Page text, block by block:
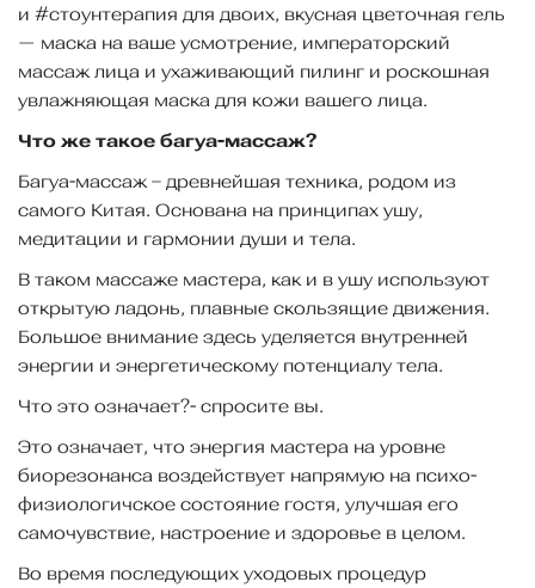
и #стоунтерапия для двоих, вкусная цветочная гель
— маска на ваше усмотрение, императорский
массаж лица и ухаживающий пилинг и роскошная
увлажняющая маска для кожи вашего лица.
Что же такое багуа-массаж?
Багуа-массаж – древнейшая техника, родом из
самого Китая. Основана на принципах ушу,
медитации и гармонии души и тела.
В таком массаже мастера, как и в ушу используют
открытую ладонь, плавные скользящие движения.
Большое внимание здесь уделяется внутренней
энергии и энергетическому потенциалу тела.
Что это означает?- спросите вы.
Это означает, что энергия мастера на уровне
биорезонанса воздействует напрямую на психо-
физиологичское состояние гостя, улучшая его
самочувствие, настроение и здоровье в целом.
Во время последующих уходовых процедур